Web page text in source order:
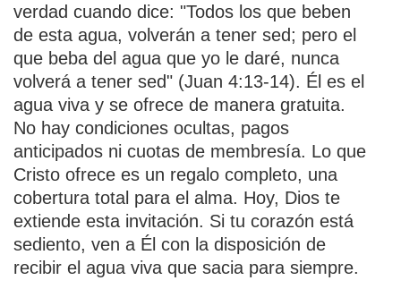
verdad cuando dice: "Todos los que beben
de esta agua, volverán a tener sed; pero el
que beba del agua que yo le daré, nunca
volverá a tener sed" (Juan 4:13-14). Él es el
agua viva y se ofrece de manera gratuita.
No hay condiciones ocultas, pagos
anticipados ni cuotas de membresía. Lo que
Cristo ofrece es un regalo completo, una
cobertura total para el alma. Hoy, Dios te
extiende esta invitación. Si tu corazón está
sediento, ven a Él con la disposición de
recibir el agua viva que sacia para siempre.